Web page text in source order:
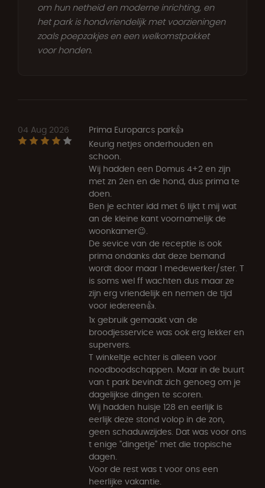
om hun netheid en moderne inrichting, en
het park is hondvriendelijk met voorzieningen
zoals poepzakjes en een welkomstpakket
voor honden.
04 Aug 2026
Prima Europarcs park👍
Keurig netjes onderhouden en
schoon.
Wij hadden een Domus 4+2 en zijn
met zn 2en en de hond, dus prima te
doen.
Ben je echter idd met 6 lijkt t mij wat
an de kleine kant voornamelijk de
woonkamer😉.
De sevice van de receptie is ook
prima ondanks dat deze bemand
wordt door maar 1 medewerker/ster. T
is soms wel ff wachten dus maar ze
zijn erg vriendelijk en nemen de tijd
voor iedereen👍.
1x gebruik gemaakt van de
broodjesservice was ook erg lekker en
supervers.
T winkeltje echter is alleen voor
noodboodschappen. Maar in de buurt
van t park bevindt zich genoeg om je
dagelijkse dingen te scoren.
Wij hadden huisje 128 en eerlijk is
eerlijk deze stond volop in de zon,
geen schaduwzijdes. Dat was voor ons
t enige "dingetje" met die tropische
dagen.
Voor de rest was t voor ons een
heerlijke vakantie.